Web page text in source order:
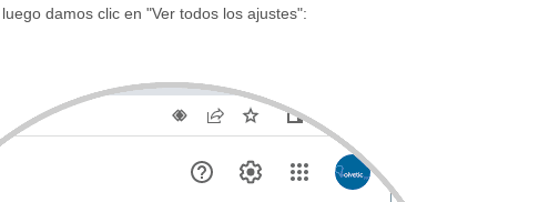
damos clic en "Ver todos los ajustes":